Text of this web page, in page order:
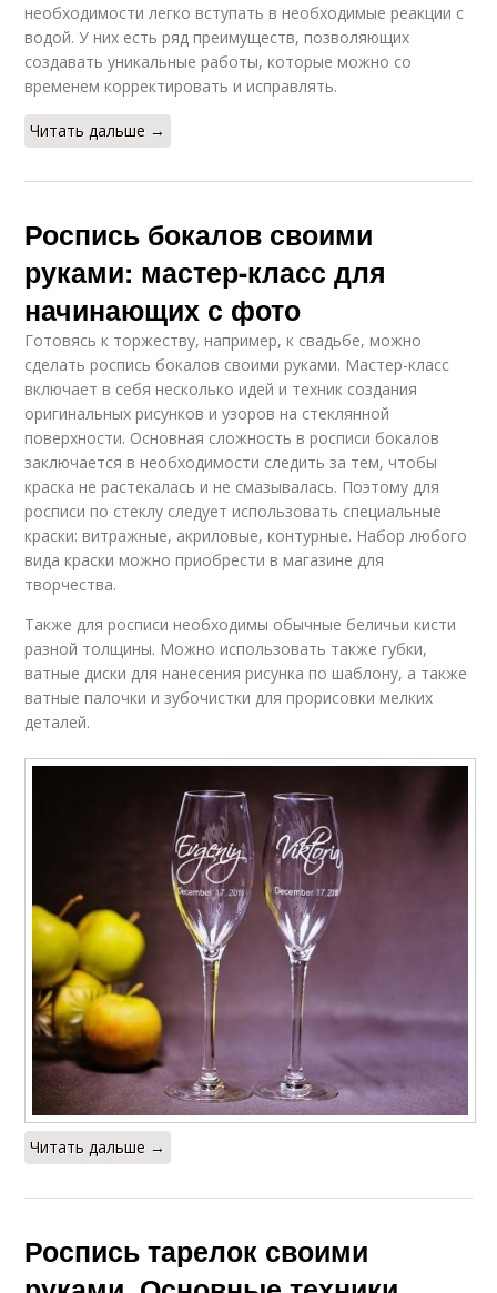
необходимости легко вступать в необходимые реакции с
водой. У них есть ряд преимуществ, позволяющих
создавать уникальные работы, которые можно со
временем корректировать и исправлять.
Читать дальше →
Роспись бокалов своими
руками: мастер-класс для
начинающих с фото
Готовясь к торжеству, например, к свадьбе, можно
сделать роспись бокалов своими руками. Мастер-класс
включает в себя несколько идей и техник создания
оригинальных рисунков и узоров на стеклянной
поверхности. Основная сложность в росписи бокалов
заключается в необходимости следить за тем, чтобы
краска не растекалась и не смазывалась. Поэтому для
росписи по стеклу следует использовать специальные
краски: витражные, акриловые, контурные. Набор любого
вида краски можно приобрести в магазине для
творчества.
Также для росписи необходимы обычные беличьи кисти
разной толщины. Можно использовать также губки,
ватные диски для нанесения рисунка по шаблону, а также
ватные палочки и зубочистки для прорисовки мелких
деталей.
Читать дальше →
Роспись тарелок своими